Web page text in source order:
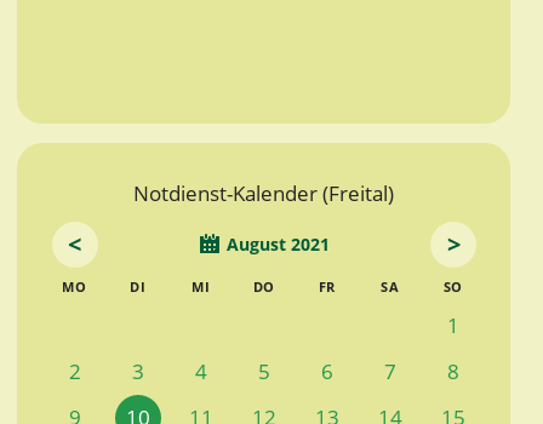
Notdienst-Kalender (Freital)
< August 2021 >
MO DI MI DO FR SA SO
1
2
3 4 5 6 7
8
9
10 11 12 13 14
15